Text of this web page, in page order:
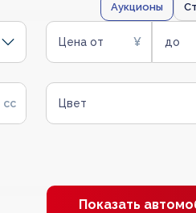
Аукционы
Цена от до
Цвет
Показать